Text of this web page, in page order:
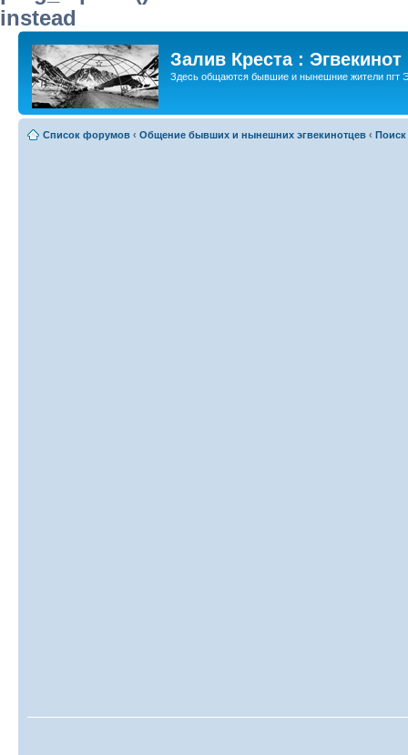
instead
Залив Креста : Эгвекинот
Здесь общаются бывшие и нынешние жители пгт
Список форумов ‹ Общение бывших и нынешних эгвекинотцев ‹ Поиск